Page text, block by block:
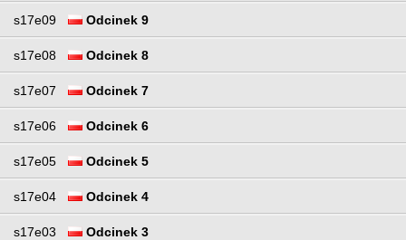
s17e09 Odcinek 9
s17e08 Odcinek 8
s17e07 Odcinek 7
s17e06 Odcinek 6
s17e05 Odcinek 5
s17e04 Odcinek 4
s17e03 Odcinek 3